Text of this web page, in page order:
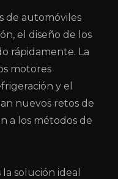
de automóviles
el diseño de los
rápidamente. La
motores
y el
nuevos retos de
a los métodos de
solución ideal